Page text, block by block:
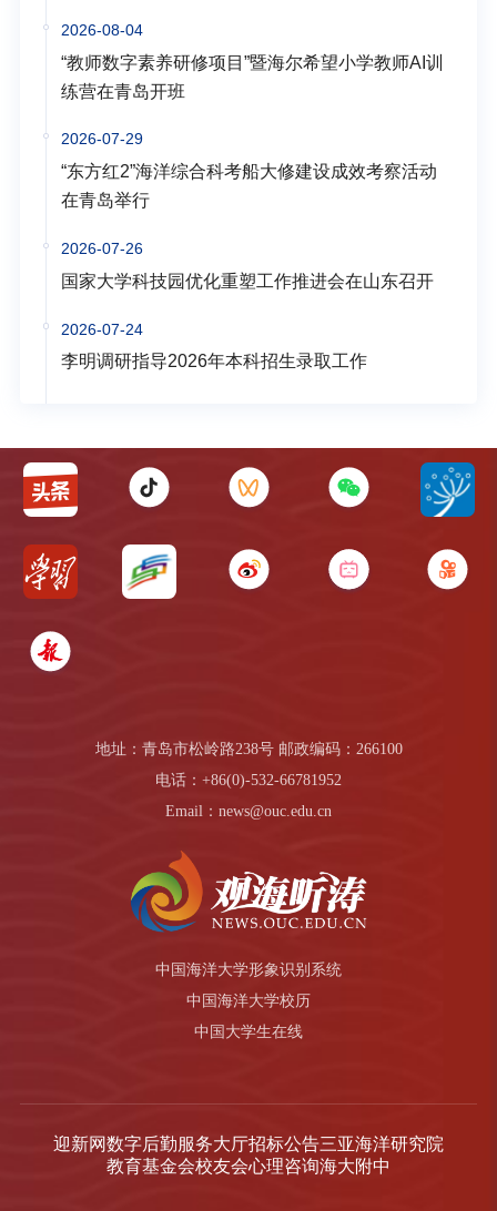
2026-08-04
“教师数字素养研修项目”暨海尔希望小学教师AI训
练营在青岛开班
2026-07-29
“东方红2”海洋综合科考船大修建设成效考察活动
在青岛举行
2026-07-26
国家大学科技园优化重塑工作推进会在山东召开
2026-07-24
李明调研指导2026年本科招生录取工作
地址：青岛市松岭路238号 邮政编码：266100
电话：+86(0)-532-66781952
Email：news@ouc.edu.cn
中国海洋大学形象识别系统
中国海洋大学校历
中国大学生在线
迎新网数字后勤服务大厅招标公告三亚海洋研究院
教育基金会校友会心理咨询海大附中